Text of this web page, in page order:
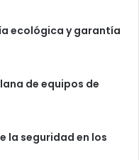
ecológica y garantía
de equipos de
la seguridad en los